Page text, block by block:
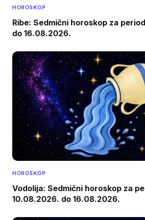
HOROSKOP
Ribe: Sedmični horoskop za
do 16.08.2026.
HOROSKOP
Vodolija: Sedmični horoskop za
10.08.2026. do 16.08.2026.